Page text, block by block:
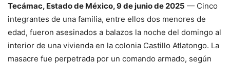
Tecámac, Estado de México, 9 de junio de 2025 — Cinco
integrantes de una familia, entre ellos dos menores de
edad, fueron asesinados a balazos la noche del domingo al
interior de una vivienda en la colonia Castillo Atlatongo. La
masacre fue perpetrada por un comando armado, según